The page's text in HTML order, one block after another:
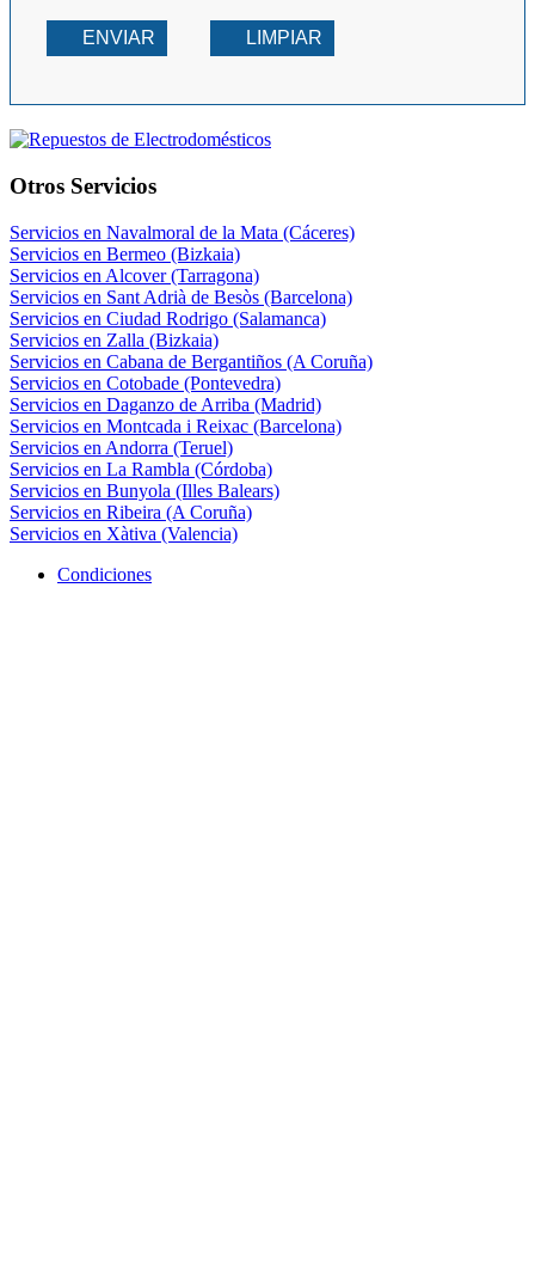
ENVIAR LIMPIAR
Otros Servicios
Servicios en Navalmoral de la Mata (Cáceres)
Servicios en Bermeo (Bizkaia)
Servicios en Alcover (Tarragona)
Servicios en Sant Adrià de Besòs (Barcelona)
Servicios en Ciudad Rodrigo (Salamanca)
Servicios en Zalla (Bizkaia)
Servicios en Cabana de Bergantiños (A Coruña)
Servicios en Cotobade (Pontevedra)
Servicios en Daganzo de Arriba (Madrid)
Servicios en Montcada i Reixac (Barcelona)
Servicios en Andorra (Teruel)
Servicios en La Rambla (Córdoba)
Servicios en Bunyola (Illes Balears)
Servicios en Ribeira (A Coruña)
Servicios en Xàtiva (Valencia)
Condiciones